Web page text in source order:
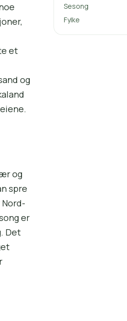
et
og
og
spre
er
Det
Sesong
Fylke